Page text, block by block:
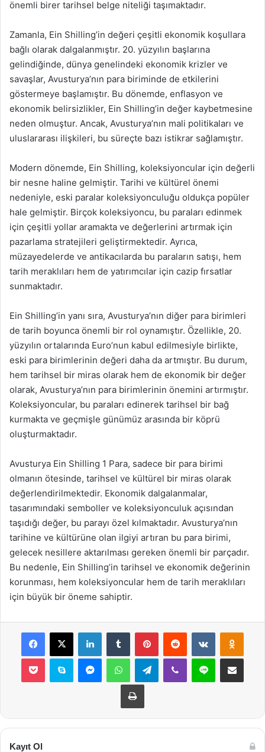
önemli birer tarihsel belge niteliği taşımaktadır.
Zamanla, Ein Shilling’in değeri çeşitli ekonomik koşullara
bağlı olarak dalgalanmıştır. 20. yüzyılın başlarına
gelindiğinde, dünya genelindeki ekonomik krizler ve
savaşlar, Avusturya’nın para biriminde de etkilerini
göstermeye başlamıştır. Bu dönemde, enflasyon ve
ekonomik belirsizlikler, Ein Shilling’in değer kaybetmesine
neden olmuştur. Ancak, Avusturya’nın mali politikaları ve
uluslararası ilişkileri, bu süreçte bazı istikrar sağlamıştır.
Modern dönemde, Ein Shilling, koleksiyoncular için değerli
bir nesne haline gelmiştir. Tarihi ve kültürel önemi
nedeniyle, eski paralar koleksiyonculuğu oldukça popüler
hale gelmiştir. Birçok koleksiyoncu, bu paraları edinmek
için çeşitli yollar aramakta ve değerlerini artırmak için
pazarlama stratejileri geliştirmektedir. Ayrıca,
müzayedelerde ve antikacılarda bu paraların satışı, hem
tarih meraklıları hem de yatırımcılar için cazip fırsatlar
sunmaktadır.
Ein Shilling’in yanı sıra, Avusturya’nın diğer para birimleri
de tarih boyunca önemli bir rol oynamıştır. Özellikle, 20.
yüzyılın ortalarında Euro’nun kabul edilmesiyle birlikte,
eski para birimlerinin değeri daha da artmıştır. Bu durum,
hem tarihsel bir miras olarak hem de ekonomik bir değer
olarak, Avusturya’nın para birimlerinin önemini artırmıştır.
Koleksiyoncular, bu paraları edinerek tarihsel bir bağ
kurmakta ve geçmişle günümüz arasında bir köprü
oluşturmaktadır.
Avusturya Ein Shilling 1 Para, sadece bir para birimi
olmanın ötesinde, tarihsel ve kültürel bir miras olarak
değerlendirilmektedir. Ekonomik dalgalanmalar,
tasarımındaki semboller ve koleksiyonculuk açısından
taşıdığı değer, bu parayı özel kılmaktadır. Avusturya’nın
tarihine ve kültürüne olan ilgiyi artıran bu para birimi,
gelecek nesillere aktarılması gereken önemli bir parçadır.
Bu nedenle, Ein Shilling’in tarihsel ve ekonomik değerinin
korunması, hem koleksiyoncular hem de tarih meraklıları
için büyük bir öneme sahiptir.
Facebook
X LinkedInTumblr PinterestReddit VKontakte
Pocket Skype MessengerWhatsAppTelegramViber Line E-Posta ile
Yazdır
Kayıt Ol